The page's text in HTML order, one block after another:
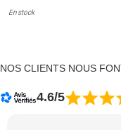
En stock
NOS CLIENTS NOUS
4.6/5